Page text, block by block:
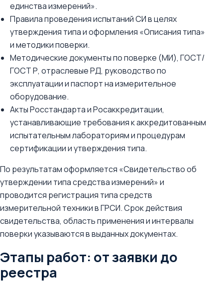
единства измерений».
Правила проведения испытаний СИ в целях
утверждения типа и оформления «Описания типа»
и методики поверки.
Методические документы по поверке (МИ), ГОСТ/
ГОСТ Р, отраслевые РД, руководство по
эксплуатации и паспорт на измерительное
оборудование.
Акты Росстандарта и Росаккредитации,
устанавливающие требования к аккредитованным
испытательным лабораториям и процедурам
сертификации и утверждения типа.
По результатам оформляется «Свидетельство об
утверждении типа средства измерений» и
проводится регистрация типа средств
измерительной техники в ГРСИ. Срок действия
свидетельства, область применения и интервалы
поверки указываются в выданных документах.
Этапы работ: от заявки до
реестра